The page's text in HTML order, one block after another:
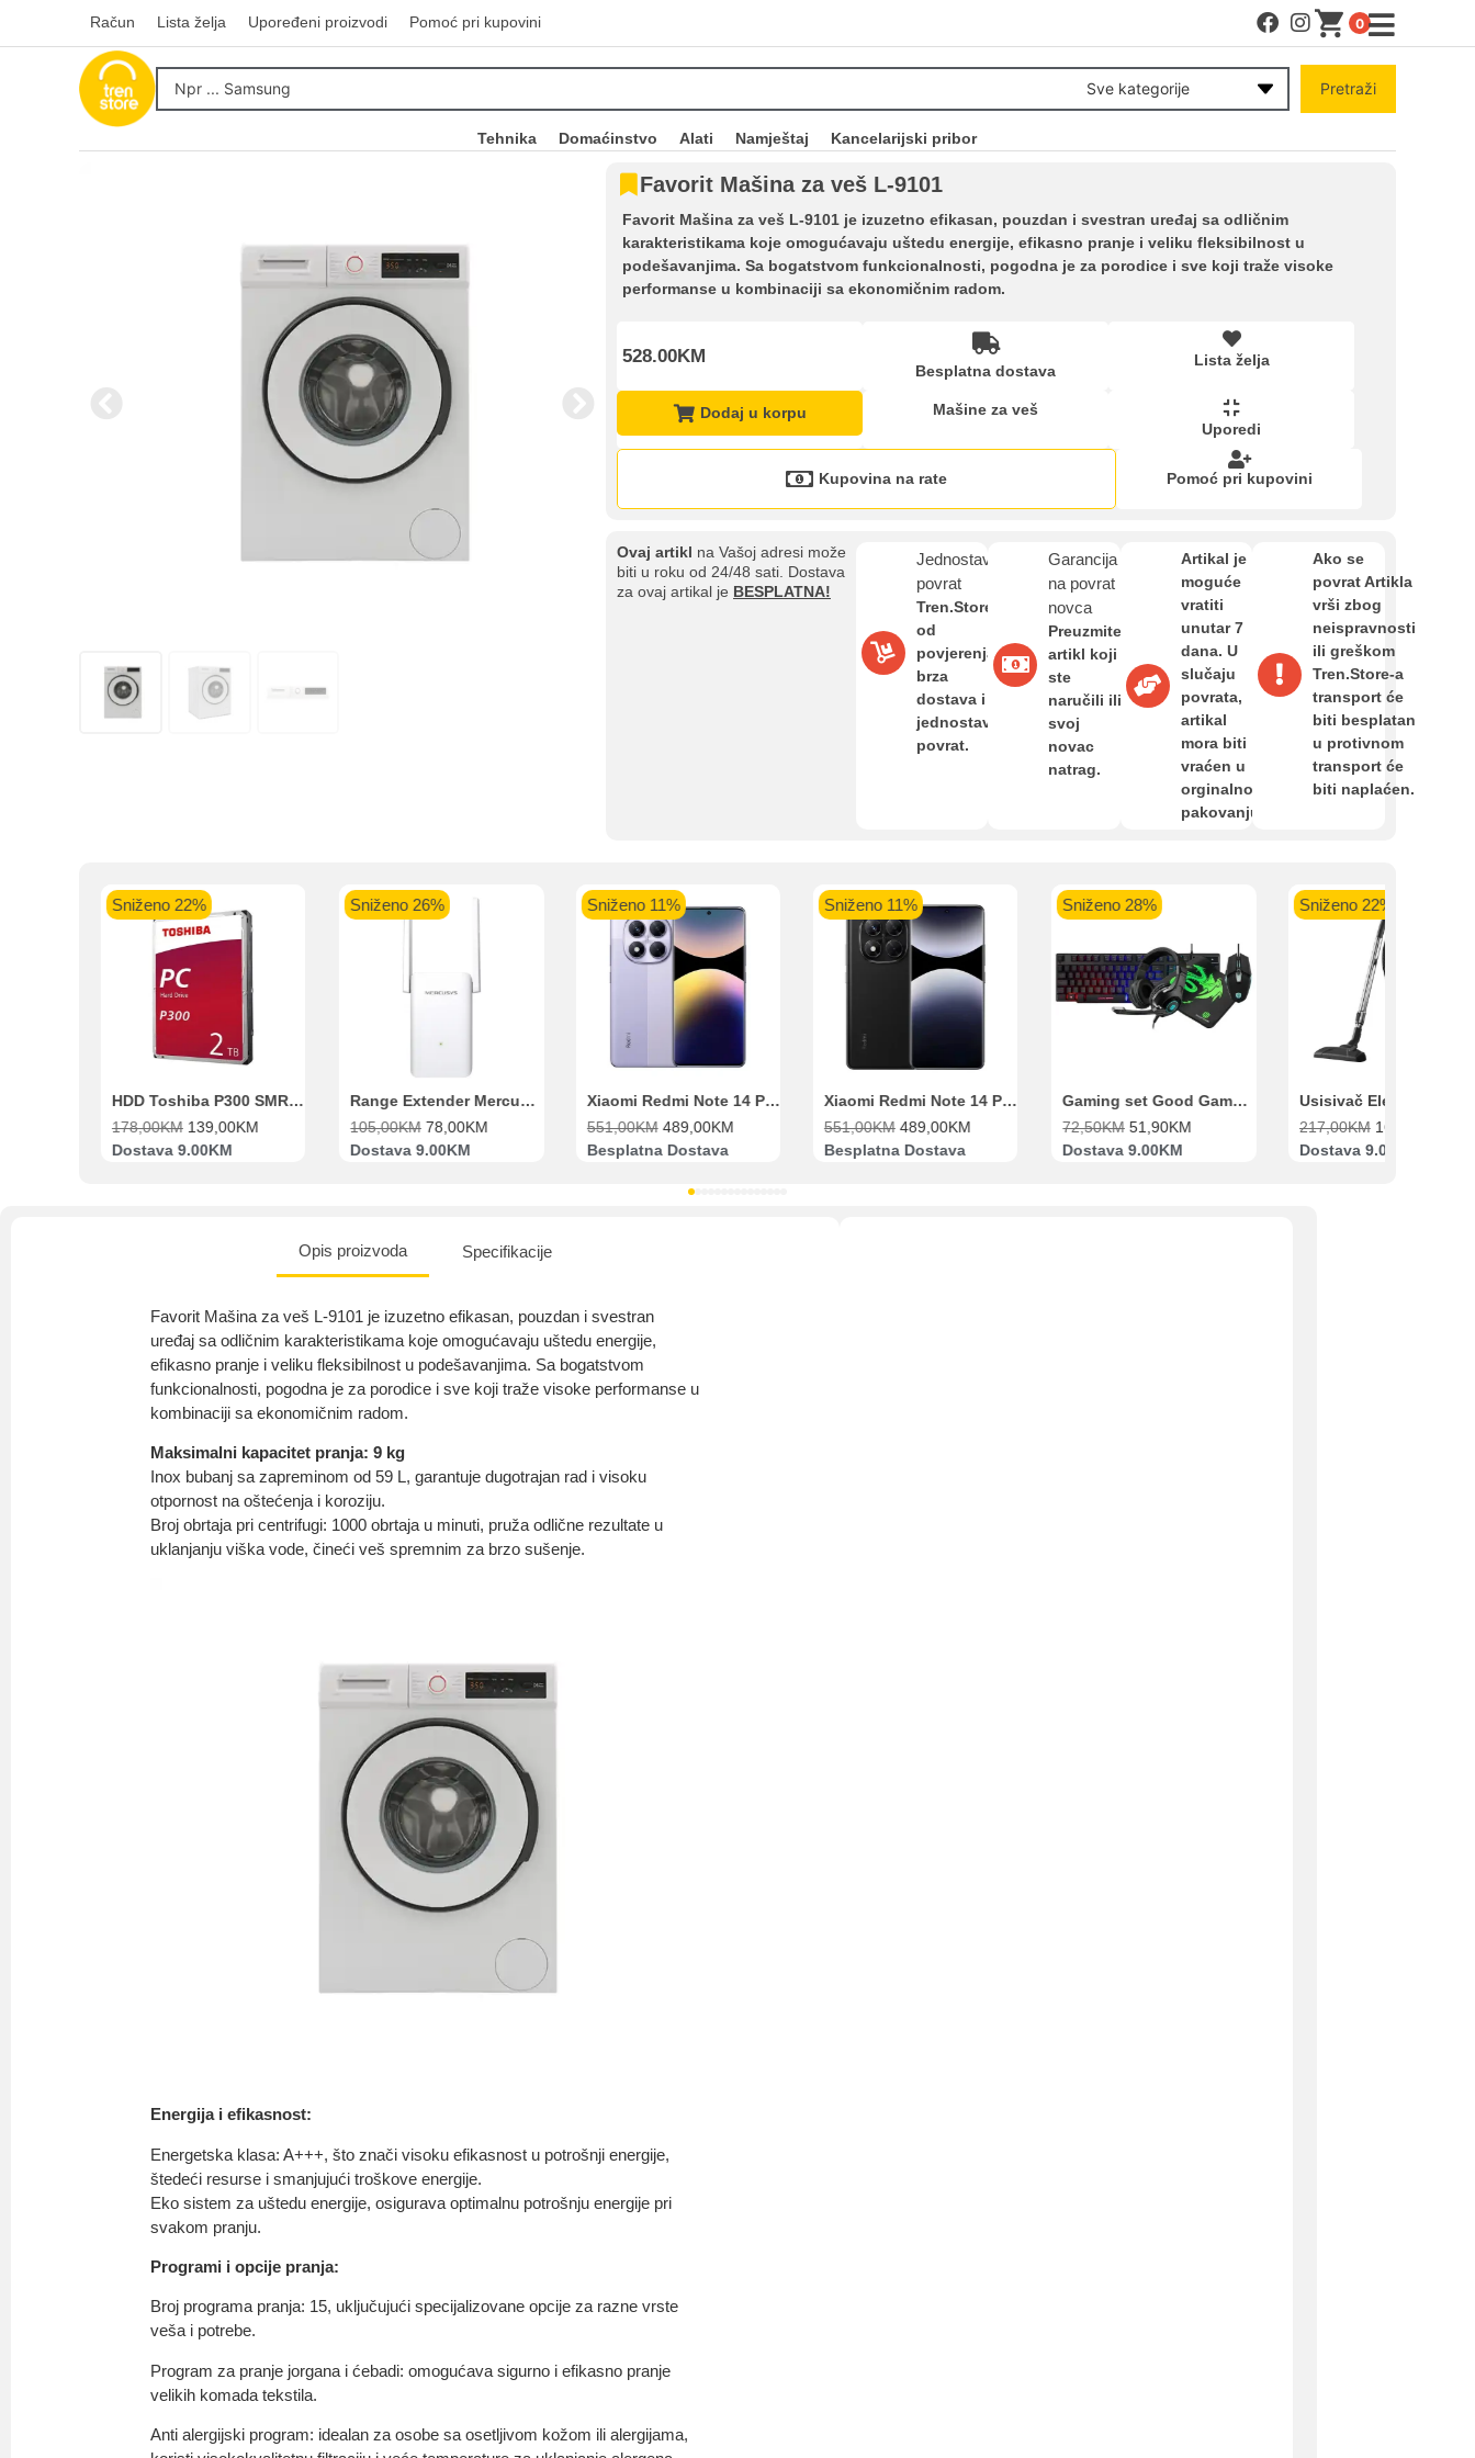
Račun Lista želja Upoređeni proizvodi Pomoć pri kupovini 0
Sve kategorije Pretraži
Tehnika Domaćinstvo Alati Namještaj Kancelarijski pribor
Favorit Mašina za veš L-9101
Favorit Mašina za veš L-9101 je izuzetno efikasan, pouzdan i svestran uređaj sa odličnim
karakteristikama koje omogućavaju uštedu energije, efikasno pranje i veliku fleksibilnost u
podešavanjima. Sa bogatstvom funkcionalnosti, pogodna je za porodice i sve koji traže visoke
performanse u kombinaciji sa ekonomičnim radom.
528.00KM
Besplatna dostava
Lista želja
Dodaj u korpu
Mašine za veš
Uporedi
Kupovina na rate Pomoć pri kupovini
Ovaj artikl na Vašoj adresi može
biti u roku od 24/48 sati. Dostava
za ovaj artikal je BESPLATNA!
Jednostavan
povrat
Tren.Store
od
povjerenja,
brza
dostava i
jednostavan
povrat.
Garancija
na povrat
novca
Preuzmite
artikl koji
ste
naručili ili
svoj
novac
natrag.
Artikal je
moguće
vratiti
unutar 7
dana. U
slučaju
povrata,
artikal
mora biti
vraćen u
orginalnom
pakovanju.
Ako se
povrat Artikla
vrši zbog
neispravnosti
ili greškom
Tren.Store-a
transport će
biti besplatan
u protivnom
transport će
biti naplaćen.
Sniženo 22%
HDD Toshiba P300 SMR 3.5″ 2TB SATA III
178,00KM 139,00KM
Dostava 9.00KM
Sniženo 26%
Range Extender Mercusys AX3000 ME80X Wi-Fi 6
105,00KM 78,00KM
Dostava 9.00KM
Sniženo 11%
Xiaomi Redmi Note 14 Pro 8GB 256GB Ljubičasti
551,00KM 489,00KM
Besplatna Dostava
Sniženo 11%
Xiaomi Redmi Note 14 Pro 8GB 256GB Crni
551,00KM 489,00KM
Besplatna Dostava
Sniženo 28%
Gaming set Good Game Tastatura, Miš, Slušalice i podloga za miš
72,50KM 51,90KM
Dostava 9.00KM
Sniženo 22%
217,00KM 169,00
Dostava 9.00KM
Opis proizvoda Specifikacije
Favorit Mašina za veš L-9101 je izuzetno efikasan, pouzdan i svestran
uređaj sa odličnim karakteristikama koje omogućavaju uštedu energije,
efikasno pranje i veliku fleksibilnost u podešavanjima. Sa bogatstvom
funkcionalnosti, pogodna je za porodice i sve koji traže visoke performanse u
kombinaciji sa ekonomičnim radom.
Maksimalni kapacitet pranja: 9 kg
Inox bubanj sa zapreminom od 59 L, garantuje dugotrajan rad i visoku
otpornost na oštećenja i koroziju.
Broj obrtaja pri centrifugi: 1000 obrtaja u minuti, pruža odlične rezultate u
uklanjanju viška vode, čineći veš spremnim za brzo sušenje.
Energija i efikasnost:
Energetska klasa: A+++, što znači visoku efikasnost u potrošnji energije,
štedeći resurse i smanjujući troškove energije.
Eko sistem za uštedu energije, osigurava optimalnu potrošnju energije pri
svakom pranju.
Programi i opcije pranja:
Broj programa pranja: 15, uključujući specijalizovane opcije za razne vrste
veša i potrebe.
Program za pranje jorgana i ćebadi: omogućava sigurno i efikasno pranje
velikih komada tekstila.
Anti alergijski program: idealan za osobe sa osetljivom kožom ili alergijama,
Račun
Kupovina na rate
Lista želja
Upoređeni proizvodi
Informacije o dostavi
O nama
Privatnost kupca
Uvjeti i odredbe
Kupovinu na rate možete obaviti ukoliko posjedujete jednu od slikovito prikazanih kartica ispod.
Intesa Sanpaolo banka
Intesa Sanpaolo banka
VISA Inspire do 12 rata
UniCredit banka
MasterCard Obročna
UniCredit banka VISA
Obročna do 24 rate
Sparkasse banka
Shop'n'Fun do 36 rata
Raiffeisen banka VISA
Magic Card do 36 rata
Pomoć pri kupovini
Bit će uračunati bankarski troškovi u iznosi od 3.5%